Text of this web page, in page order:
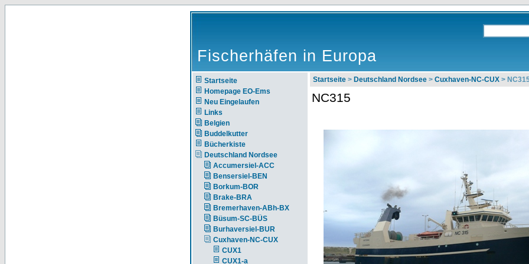
Fischerhäfen in Europa
Startseite
Homepage EO-Ems
Neu Eingelaufen
Links
Belgien
Buddelkutter
Bücherkiste
Deutschland Nordsee
Accumersiel-ACC
Bensersiel-BEN
Borkum-BOR
Brake-BRA
Bremerhaven-ABh-BX
Büsum-SC-BÜS
Burhaversiel-BUR
Cuxhaven-NC-CUX
CUX1
CUX1-a
Startseite > Deutschland Nordsee > Cuxhaven-NC-CUX >
NC315